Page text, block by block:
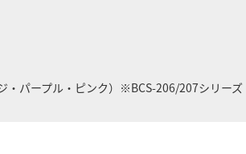
パープル・ピンク）※BCS-206/207シリーズ